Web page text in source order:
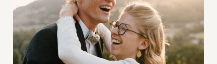
PRÈS
DE
VALENCE